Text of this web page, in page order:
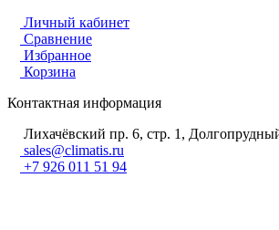
Личный кабинет
Сравнение
Избранное
Корзина
Контактная информация
Лихачёвский пр. 6, стр. 1,
sales@climatis.ru
+7 926 011 51 94